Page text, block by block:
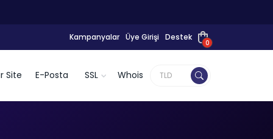
Kampanyalar Üye Girişi Destek
0
Site E-Posta SSL Whois